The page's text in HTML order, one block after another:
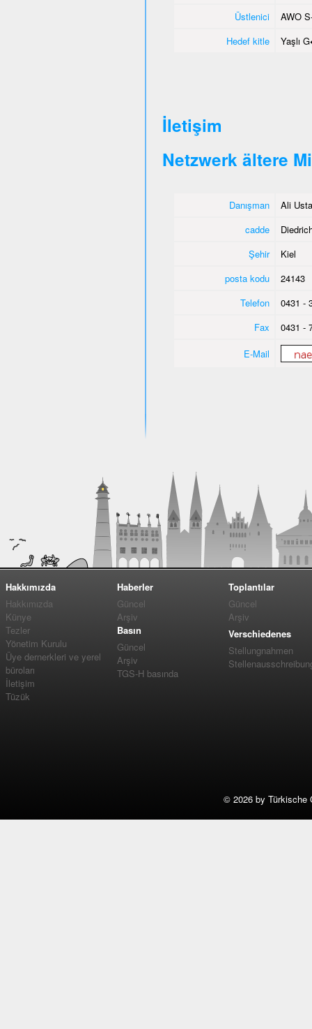
Üstlenici
AWO
Hedef kitle
Yaşlı
İletişim
Netzwerk ältere
Danışman
Ali
cadde
Şehir
Kiel
posta kodu
24143
Telefon
0431 -
Fax
0431 -
E-Mail
Hakkımızda
Hakkımızda
Künye
Tezler
Yönetim Kurulu
Üye dernerkleri ve yerel
büroları
İletişim
Tüzük
Haberler
Güncel
Arşiv
Basın
Güncel
Arşiv
TGS-H basında
Toplantılar
Güncel
Arşiv
Verschiedenes
Stellungnahmen
© 2026 by Türkische